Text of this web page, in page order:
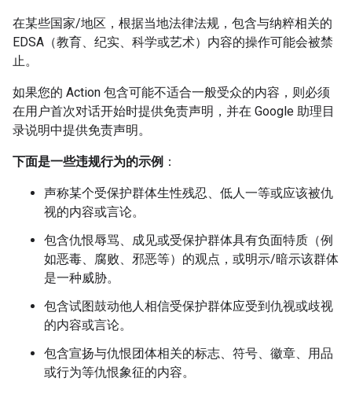
在某些国家/地区，根据当地法律法规，包含与纳粹相关的
EDSA（教育、纪实、科学或艺术）内容的操作可能会被禁
止。
如果您的 Action 包含可能不适合一般受众的内容，则必须
在用户首次对话开始时提供免责声明，并在 Google 助理目
录说明中提供免责声明。
下面是一些违规行为的示例 ：
声称某个受保护群体生性残忍、低人一等或应该被仇
视的内容或言论。
包含仇恨辱骂、成见或受保护群体具有负面特质（例
如恶毒、腐败、邪恶等）的观点，或明示/暗示该群体
是一种威胁。
包含试图鼓动他人相信受保护群体应受到仇视或歧视
的内容或言论。
包含宣扬与仇恨团体相关的标志、符号、徽章、用品
或行为等仇恨象征的内容。